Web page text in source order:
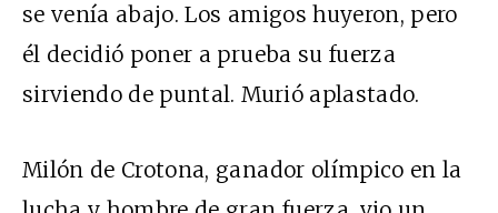
se venía abajo. Los amigos huyeron, pero
él decidió poner a prueba su fuerza
sirviendo de puntal. Murió aplastado.
Milón de Crotona, ganador olímpico en la